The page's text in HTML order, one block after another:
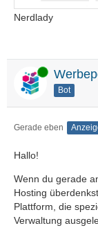
Nerdlady
Online
Bot
Gerade eben
Hallo!
Wenn du gerade
Hosting
Plattform, die
Verwaltung